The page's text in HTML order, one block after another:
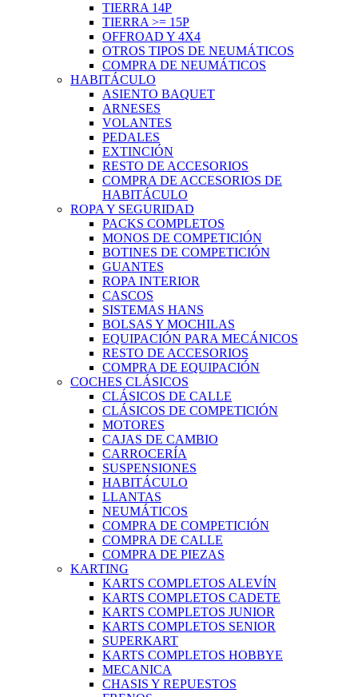
TIERRA 14P
TIERRA >= 15P
OFFROAD Y 4X4
OTROS TIPOS DE NEUMÁTICOS
COMPRA DE NEUMÁTICOS
HABITÁCULO
ASIENTO BAQUET
ARNESES
VOLANTES
PEDALES
EXTINCIÓN
RESTO DE ACCESORIOS
COMPRA DE ACCESORIOS DE
HABITÁCULO
ROPA Y SEGURIDAD
PACKS COMPLETOS
MONOS DE COMPETICIÓN
BOTINES DE COMPETICIÓN
GUANTES
ROPA INTERIOR
CASCOS
SISTEMAS HANS
BOLSAS Y MOCHILAS
EQUIPACIÓN PARA MECÁNICOS
RESTO DE ACCESORIOS
COMPRA DE EQUIPACIÓN
COCHES CLÁSICOS
CLÁSICOS DE CALLE
CLÁSICOS DE COMPETICIÓN
MOTORES
CAJAS DE CAMBIO
CARROCERÍA
SUSPENSIONES
HABITÁCULO
LLANTAS
NEUMÁTICOS
COMPRA DE COMPETICIÓN
COMPRA DE CALLE
COMPRA DE PIEZAS
KARTING
KARTS COMPLETOS ALEVÍN
KARTS COMPLETOS CADETE
KARTS COMPLETOS JUNIOR
KARTS COMPLETOS SENIOR
SUPERKART
KARTS COMPLETOS HOBBYE
MECANICA
CHASIS Y REPUESTOS